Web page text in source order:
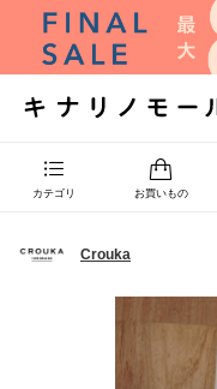
カテゴリ お買いもの
Crouka